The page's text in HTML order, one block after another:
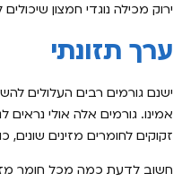
ירוק מכילה נוגדי חמצון
ערך תזונתי
ישנם גורמים רבים העלולים
אמינו. גורמים אלה אולי
זקוקים לחומרים מזינים שונים,
חשוב לדעת כמה מכל חומר